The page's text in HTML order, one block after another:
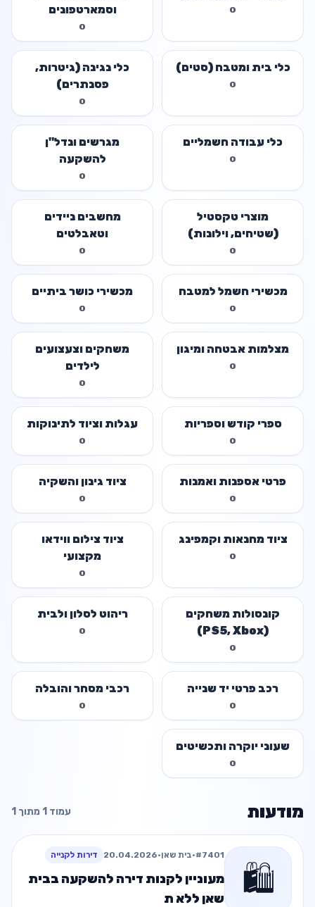
0
וסמארטפונים
0
כלי בית ומטבח (סטים)
0
כלי נגינה (גיטרות,
פסנתרים)
0
כלי עבודה חשמליים
0
מגרשים ונדל"ן
להשקעה
0
מוצרי טקסטיל
(שטיחים, וילונות)
0
מחשבים ניידים
וטאבלטים
0
מכשירי חשמל למטבח
0
מכשירי כושר ביתיים
0
מצלמות אבטחה ומיגון
0
משחקים וצעצועים
לילדים
0
ספרי קודש וספריות
0
עגלות וציוד לתינוקות
0
פרטי אספנות ואמנות
0
ציוד גינון והשקיה
0
ציוד מחנאות וקמפינג
0
ציוד צילום ווידאו
מקצועי
0
קונסולות משחקים
(PS5, Xbox)
0
ריהוט לסלון ולבית
0
רכב פרטי יד שנייה
0
רכבי מסחר והובלה
0
שעוני יוקרה ותכשיטים
0
מודעות עמוד 1 מתוך 1
🛍️
#7401
•בית שאן•
20.04.2026 דירות לקנייה
מעוניין לקנות דירה להשקעה בבית
שאן ללא ת